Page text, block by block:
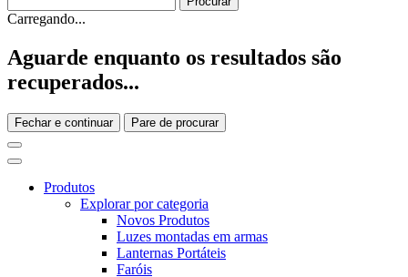
Carregando...
Aguarde enquanto os resultados são
recuperados...
Fechar e continuar Pare de procurar
Produtos
Explorar por categoria
Novos Produtos
Luzes montadas em armas
Lanternas Portáteis
Faróis